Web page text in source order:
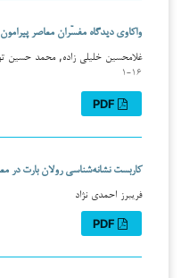
واکاوی دیدگاه مفسّران معاصر
غلامحسین خلیلی زاده, محمد حسین
۱-۱۶
کاربست نشانه‌شناسی رولان بارت در معنای
فریبرز احمدی نژاد